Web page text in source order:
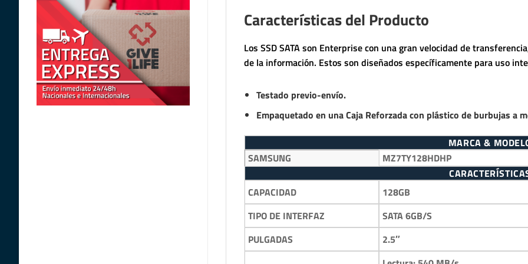
Características del Producto
Los SSD SATA son Enterprise con una gran velocidad de
de la información. Estos son diseñados específicamente para uso
Testado previo-envío.
Empaquetado en una Caja Reforzada con plástico de burbujas a
MARCA &
SAMSUNG
MZ7TY128HDHP
CAPACIDAD
128GB
TIPO DE INTERFAZ
SATA 6GB/S
PULGADAS
2.5″